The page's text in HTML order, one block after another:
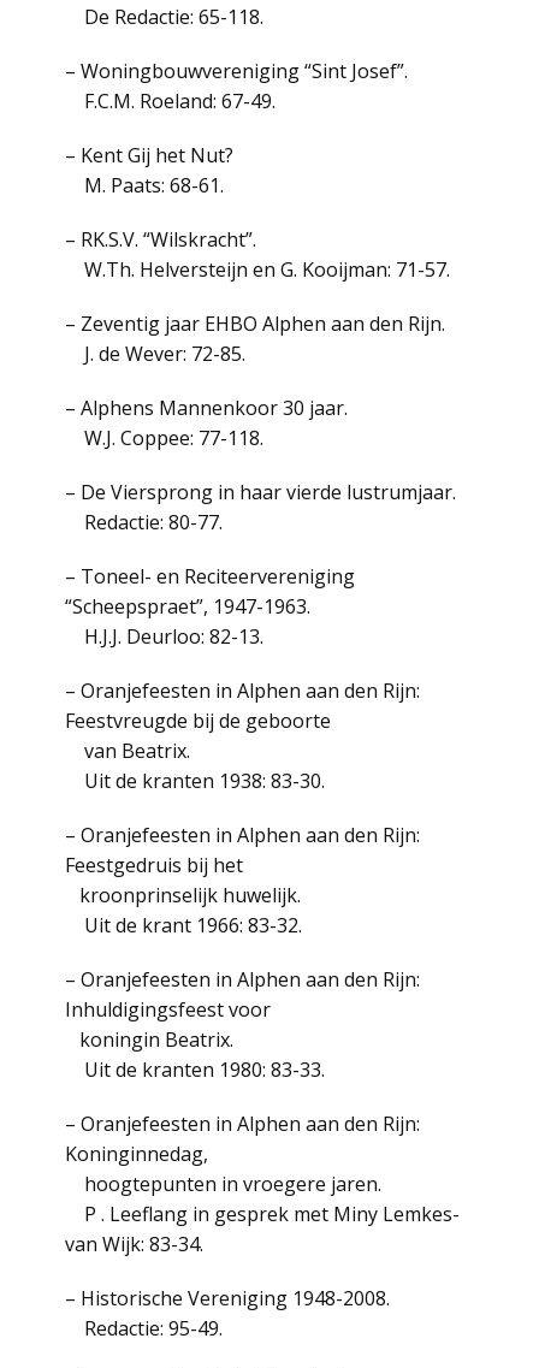
De Redactie: 65-118.
– Woningbouwvereniging “Sint Josef”.
F.C.M. Roeland: 67-49.
– Kent Gij het Nut?
M. Paats: 68-61.
– RK.S.V. “Wilskracht”.
W.Th. Helversteijn en G. Kooijman: 71-57.
– Zeventig jaar EHBO Alphen aan den Rijn.
J. de Wever: 72-85.
– Alphens Mannenkoor 30 jaar.
W.J. Coppee: 77-118.
– De Viersprong in haar vierde lustrumjaar.
Redactie: 80-77.
– Toneel- en Reciteervereniging
“Scheepspraet”, 1947-1963.
H.J.J. Deurloo: 82-13.
– Oranjefeesten in Alphen aan den Rijn:
Feestvreugde bij de geboorte
van Beatrix.
Uit de kranten 1938: 83-30.
– Oranjefeesten in Alphen aan den Rijn:
Feestgedruis bij het
kroonprinselijk huwelijk.
Uit de krant 1966: 83-32.
– Oranjefeesten in Alphen aan den Rijn:
Inhuldigingsfeest voor
koningin Beatrix.
Uit de kranten 1980: 83-33.
– Oranjefeesten in Alphen aan den Rijn:
Koninginnedag,
hoogtepunten in vroegere jaren.
P . Leeflang in gesprek met Miny Lemkes-
van Wijk: 83-34.
– Historische Vereniging 1948-2008.
Redactie: 95-49.